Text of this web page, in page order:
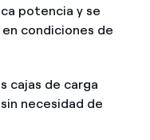
potencia y se
condiciones de
cajas de carga
necesidad de